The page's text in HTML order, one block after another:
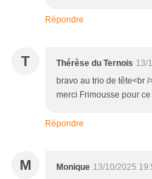
Répondre
T Thérèse du Ternois 13/
bravo au trio de tête<br
merci Frimousse pour
Répondre
M Monique 13/10/2025